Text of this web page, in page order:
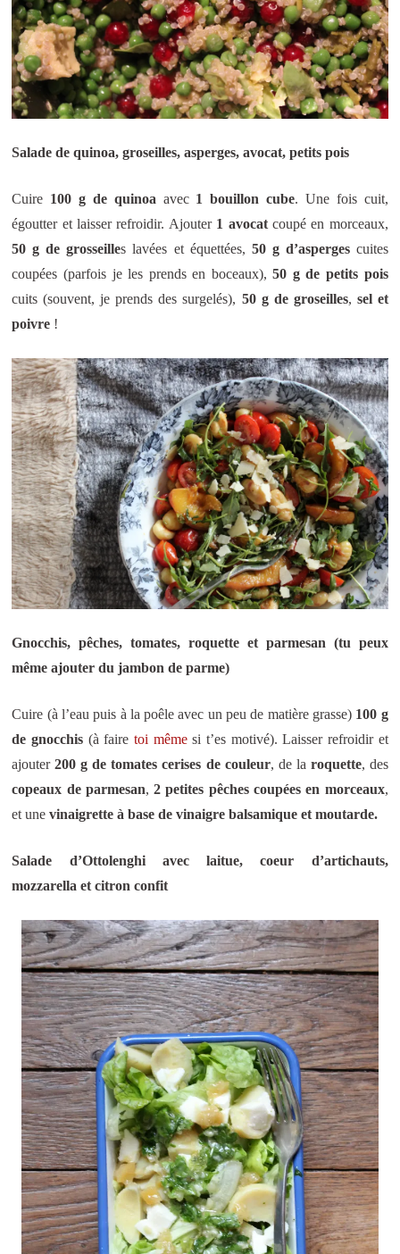
Salade de quinoa, groseilles, asperges, avocat, petits pois
Cuire 100 g de quinoa avec 1 bouillon cube. Une fois cuit,
égoutter et laisser refroidir. Ajouter 1 avocatcoupé en morceaux,
50 g de grosseilles lavées et équettées, 50 g d’aspergescuites
coupées (parfois je les prends en boceaux),50 g de petits pois
cuits (souvent, je prends des surgelés), 50 g de groseilles, sel et
poivre !
Gnocchis, pêches, tomates, roquette et parmesan (tu peux
même ajouter du jambon de parme)
Cuire (à l’eau puis à la poêle avec un peu de matière grasse) 100 g
de gnocchis (à faire toi mêmesi t’es motivé). Laisser refroidir et
ajouter200 g de tomates cerises de couleur, de la roquette, des
copeaux de parmesan,2 petites pêches coupées en morceaux,
et unevinaigrette à base de vinaigre balsamique et moutarde.
Salade d’Ottolenghi avec laitue, coeur d’artichauts,
mozzarella et citron confit